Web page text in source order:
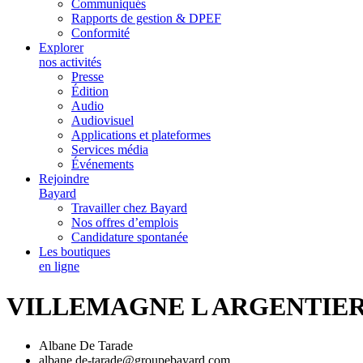
Communiqués
Rapports de gestion & DPEF
Conformité
Explorer
nos activités
Presse
Édition
Audio
Audiovisuel
Applications et plateformes
Services média
Événements
Rejoindre
Bayard
Travailler chez Bayard
Nos offres d’emplois
Candidature spontanée
Les boutiques
en ligne
VILLEMAGNE L
Albane De Tarade